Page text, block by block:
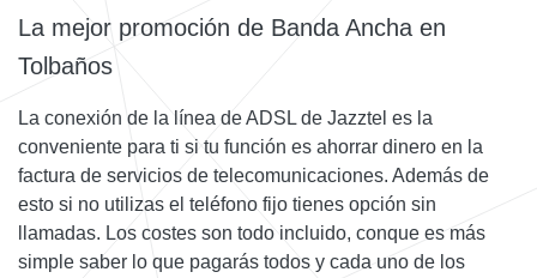
La mejor promoción de Banda Ancha en
Tolbaños
La conexión de la línea de ADSL de Jazztel es la
conveniente para ti si tu función es ahorrar dinero en la
factura de servicios de telecomunicaciones. Además de
esto si no utilizas el teléfono fijo tienes opción sin
llamadas. Los costes son todo incluido, conque es más
simple saber lo que pagarás todos y cada uno de los